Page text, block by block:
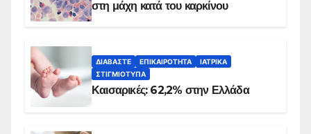
στη μάχη κατά του καρκίνου
ΔΙΑΒΆΣΤΕ ΕΠΙΚΑΙΡΌΤΗΤΑ
ΙΑΤΡΙΚΆ
ΣΤΙΓΜΙΌΤΥΠΑ
Καισαρικές: 62,2% στην Ελλάδα